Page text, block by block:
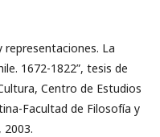
y representaciones. La
1672-1822”, tesis de
Centro de Estudios
Facultad de Filosofía y
2003.